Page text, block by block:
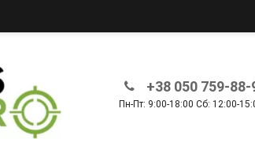
+38 050 759-88-
Пн-Пт: 9:00-18:00 Сб: 12:00-